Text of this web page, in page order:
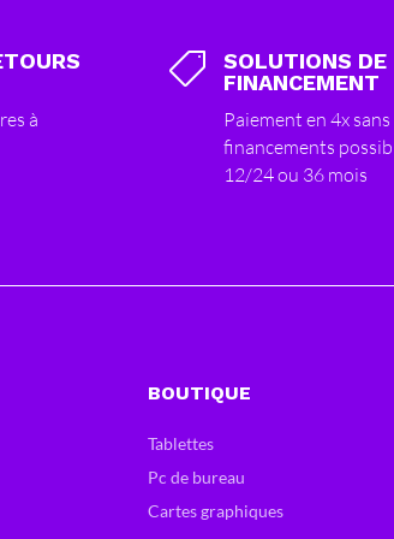
à

SOLUTIONS DE
FINANCEMENT
Paiement en 4x
financements
12/24 ou 36 mois
BOUTIQUE
Tablettes
Pc de bureau
Cartes graphiques